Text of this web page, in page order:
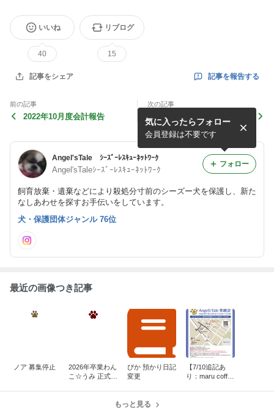
いいね
40
リブログ
15
記事をシェア 記事を報告する
前の記事
2022年10月度会計報告
次の記事
”新たに4頭の保護”
Angel'sTale ｼｰｽﾞｰﾚｽｷｭｰﾈｯﾄﾜｰｸ
Angel'sTaleｼｰｽﾞｰﾚｽｷｭｰﾈｯﾄﾜｰｸ
飼育放棄・遺棄などにより殺処分寸前のシーズー犬を保護し、新た
なしあわせを探すお手伝いをしています。
気に入ったらフォロー
会員登録は不要です
フォロー
犬・保護団体ジャンル 76位
最近の画像つき記事
ノア 募集停止
2026年卒業わん
こ☆うみ 正式譲
ぴか 預かり日記
変更
【7/10追記あ
り：maru coffe
もっと見る